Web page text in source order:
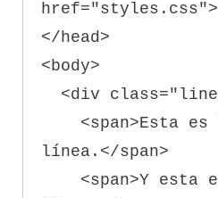
href="styles.css">
</head>
<body>
línea.</span>